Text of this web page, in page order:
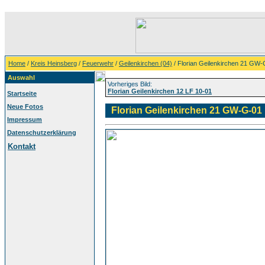
Home / Kreis Heinsberg / Feuerwehr / Geilenkirchen (04) / Florian Geilenkirchen 21 GW-
Auswahl
Startseite
Neue Fotos
Impressum
Datenschutzerklärung
Kontakt
Vorheriges Bild:
Florian Geilenkirchen 12 LF 10-01
Florian Geilenkirchen 21 GW-G-01